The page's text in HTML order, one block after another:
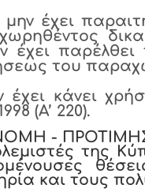
έχει
έχει
του
έχει κάνει
(Α’ 220).
-
της
και τους